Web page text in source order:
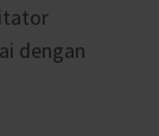
dengan